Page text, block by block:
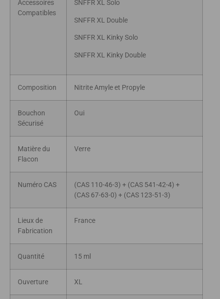
Accessoires
Compatibles
SNFFR XL Solo
SNFFR XL Double
SNFFR XL Kinky Solo
SNFFR XL Kinky Double
Composition Nitrite Amyle et Propyle
Bouchon
Sécurisé
Oui
Matière du
Flacon
Verre
Numéro CAS
(CAS 110-46-3) + (CAS 541-42-4) +
(CAS 67-63-0) + (CAS 123-51-3)
Lieux de
Fabrication
France
Quantité 15 ml
Ouverture XL